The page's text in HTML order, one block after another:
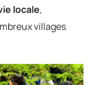
locale,
villages